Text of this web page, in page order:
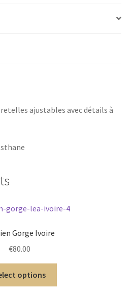
ajustables avec détails à
Gorge Ivoire
€80.00
options